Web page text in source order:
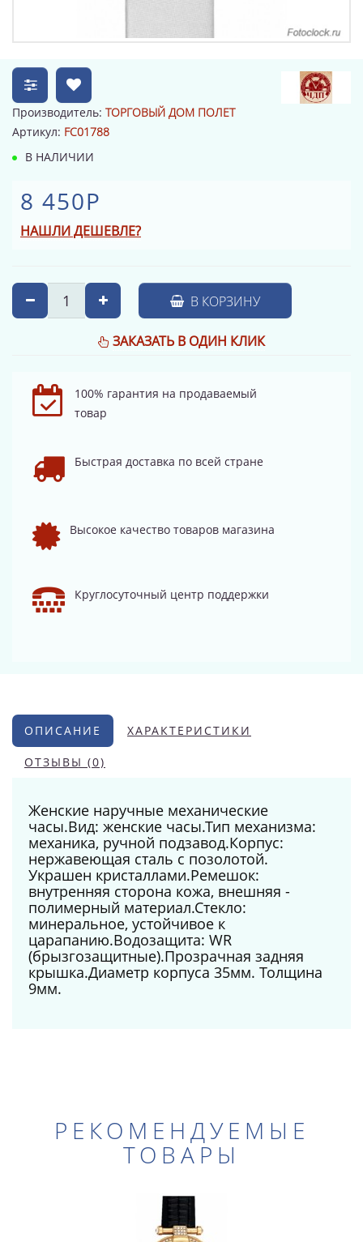
Производитель: ТОРГОВЫЙ ДОМ ПОЛЕТ
Артикул: FC01788
В НАЛИЧИИ
8 450Р
НАШЛИ ДЕШЕВЛЕ?
В КОРЗИНУ
ЗАКАЗАТЬ В ОДИН КЛИК
100% гарантия на продаваемый
товар
Быстрая доставка по всей стране
Высокое качество товаров магазина
Круглосуточный центр поддержки
ОПИСАНИЕ ХАРАКТЕРИСТИКИ
ОТЗЫВЫ (0)
Женские наручные механические
часы.Вид: женские часы.Тип механизма:
механика, ручной подзавод.Корпус:
нержавеющая сталь с позолотой.
Украшен кристаллами.Ремешок:
внутренняя сторона кожа, внешняя -
полимерный материал.Стекло:
минеральное, устойчивое к
царапанию.Водозащита: WR
(брызгозащитные).Прозрачная задняя
крышка.Диаметр корпуса 35мм. Толщина
9мм.
РЕКОМЕНДУЕМЫЕ
ТОВАРЫ